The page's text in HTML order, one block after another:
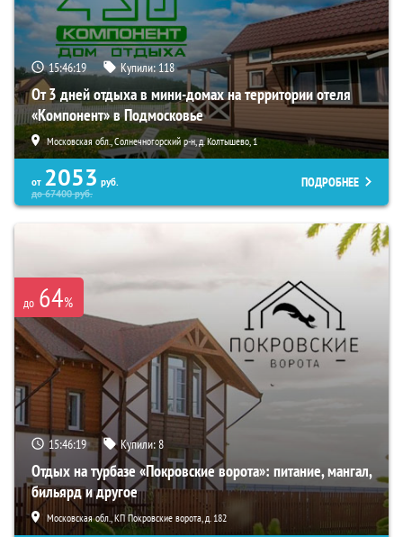
15:46:17 Купили: 118
От 3 дней отдыха в мини-домах на территории отеля
«Компонент» в Подмосковье
Московская обл., Солнечногорский р-н, д. Колтышево, 1
от 2053 руб.
до67400руб.
ПОДРОБНЕЕ
до 64%
15:46:17 Купили:8
Отдых на турбазе «Покровские ворота»: питание, мангал,
бильярд и другое
Московская обл., КП Покровские ворота, д. 182